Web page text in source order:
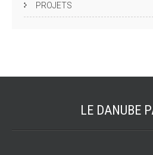
PROJETS
LE DANUBE